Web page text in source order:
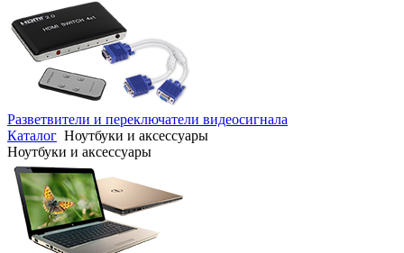
Разветвители и переключатели видеосигнала
Каталог Ноутбуки и аксессуары
Ноутбуки и аксессуары